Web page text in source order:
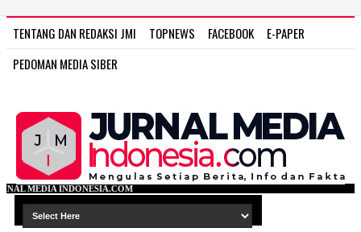
TENTANG DAN REDAKSI JMI TOPNEWS FACEBOOK
E-PAPER
PEDOMAN MEDIA SIBER